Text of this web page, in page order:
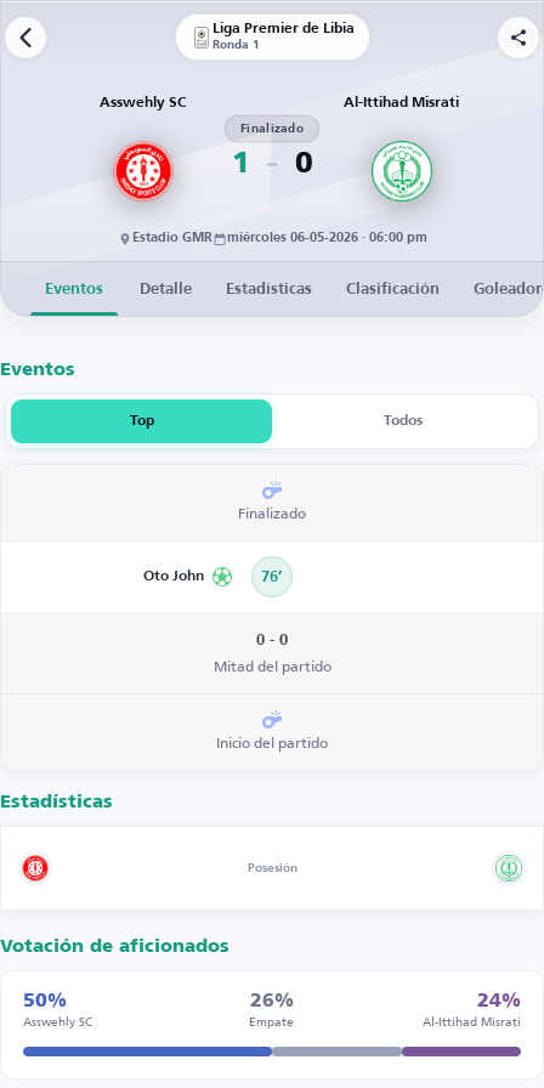
Liga Premier de Libia
Ronda 1
Asswehly SC
1
Finalizado
0
Al-Ittihad Misrati
Estadio GMR miércoles 06-05-2026 · 06:00 pm
Eventos Detalle Estadísticas Clasificación
Eventos
Top Todos
Finalizado
Oto John 76’
0 - 0
Mitad del partido
Inicio del partido
Estadísticas
Posesión
Votación de aficionados
50%
Asswehly SC
26%
Empate
24%
Al-Ittihad Misrati